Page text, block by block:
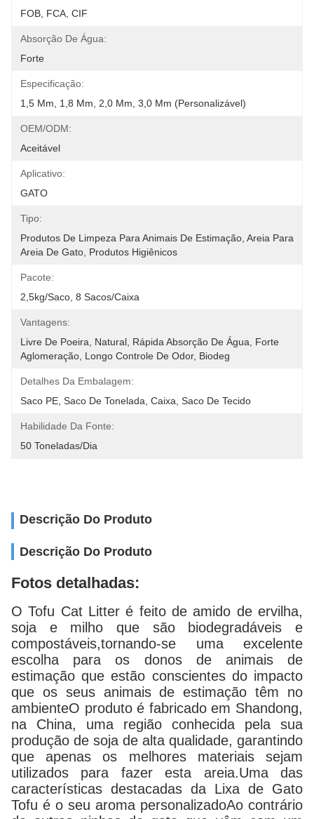
FOB, FCA, CIF
Absorção De Água:
Forte
Especificação:
1,5 Mm, 1,8 Mm, 2,0 Mm, 3,0 Mm (personalizável)
OEM/ODM:
Aceitável
Aplicativo:
GATO
Tipo:
Produtos De Limpeza Para Animais De Estimação, Areia Para
Areia De Gato, Produtos Higiênicos
Pacote:
2,5kg/saco, 8 Sacos/caixa
Vantagens:
Livre De Poeira, Natural, Rápida Absorção De Água, Forte
Aglomeração, Longo Controle De Odor, Biodeg
Detalhes Da Embalagem:
Saco PE, Saco De Tonelada, Caixa, Saco De Tecido
Habilidade Da Fonte:
50 Toneladas/Dia
Descrição Do Produto
Descrição Do Produto
Fotos detalhadas:
O Tofu Cat Litter é feito de amido de ervilha,
soja e milho que são biodegradáveis e
compostáveis,tornando-se uma excelente
escolha para os donos de animais de
estimação que estão conscientes do impacto
que os seus animais de estimação têm no
ambienteO produto é fabricado em Shandong,
na China, uma região conhecida pela sua
produção de soja de alta qualidade, garantindo
que apenas os melhores materiais sejam
utilizados para fazer esta areia.Uma das
características destacadas da Lixa de Gato
Tofu é o seu aroma personalizadoAo contrário